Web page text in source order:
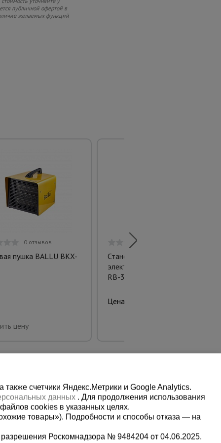
публичной офертой в
желаемых функций
0 отзывов
пушка BALLU BKX-
цену
Станок для гибки арматуры
электрический мобильный
RB-32
Цена:
счетчики Яндекс.Метрики и Google Analytics.
данных . Для продолжения использования
cookies в указанных целях.
товары»). Подробности и способы отказа — на
Роскомнадзора № 9484204 от 04.06.2025.